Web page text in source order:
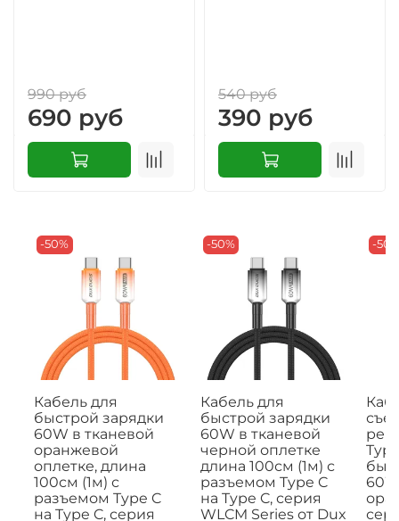
990 руб
690 руб
540 руб
390 руб
-50%
Кабель для
быстрой зарядки
60W в тканевой
оранжевой
оплетке, длина
100см (1м) с
разъемом Type C
на Type C, серия
-50%
Кабель для
быстрой зарядки
60W в тканевой
черной оплетке
длина 100см (1м) с
разъемом Type C
на Type C, серия
WLCM Series от Dux
-